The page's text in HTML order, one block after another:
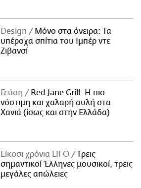
Design
Μόνο στα όνειρα: Τα
υπέροχα σπίτια του Ιμπέρ ντε
Ζιβανσί
Γεύση
Red Jane Grill: Η πιο
νόστιμη και χαλαρή αυλή στα
Χανιά (ίσως και στην Ελλάδα)
Είκοσι χρόνια LIFO
Tρεις
σημαντικοί Έλληνες μουσικοί, τρεις
μεγάλες απώλειες